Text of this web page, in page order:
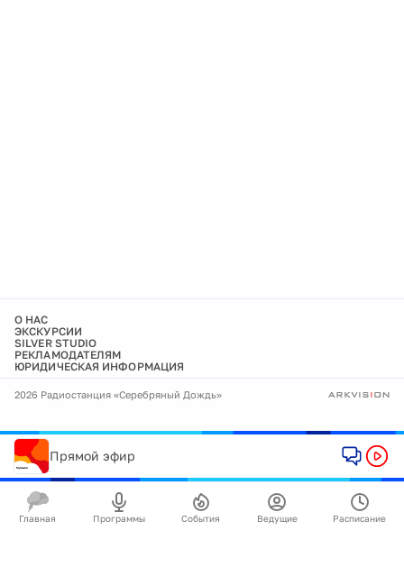
О НАС
ЭКСКУРСИИ
SILVER STUDIO
РЕКЛАМОДАТЕЛЯМ
ЮРИДИЧЕСКАЯ ИНФОРМАЦИЯ
2026 Радиостанция «Серебряный Дождь»
Прямой эфир
Главная Программы События Ведущие Расписание